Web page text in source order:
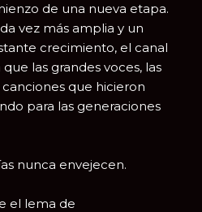
de una nueva etapa.
vez más amplia y un
crecimiento, el canal
las grandes voces, las
que hicieron
para las generaciones
nunca envejecen.
el lema de